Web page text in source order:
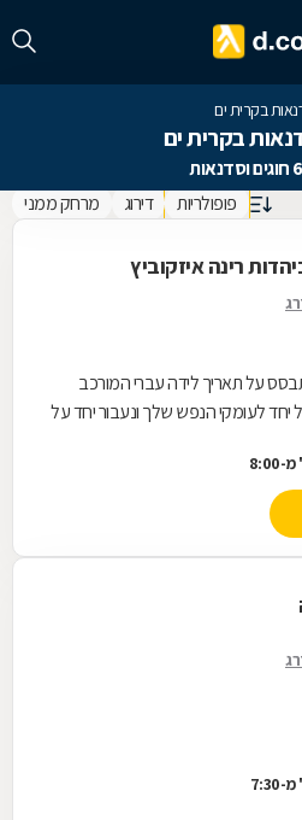
בקרית ים
בקרית ים
פופולריות דירוג מרחק ממני
רינה איזקוביץ
על תאריך לידה עברי המורכב
יחד לעומקי הנפש שלך ונעבור יחד על